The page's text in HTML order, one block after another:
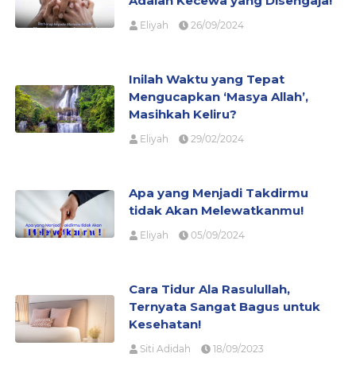
Eliyah 26/09/2024
Inilah Waktu yang Tepat
Mengucapkan ‘Masya Allah’,
Masihkah Keliru?
Eliyah 29/02/2024
Apa yang Menjadi Takdirmu
tidak Akan Melewatkanmu!
Eliyah 05/09/2024
Cara Tidur Ala Rasulullah,
Ternyata Sangat Bagus untuk
Kesehatan!
Siti Adidah 18/09/2023